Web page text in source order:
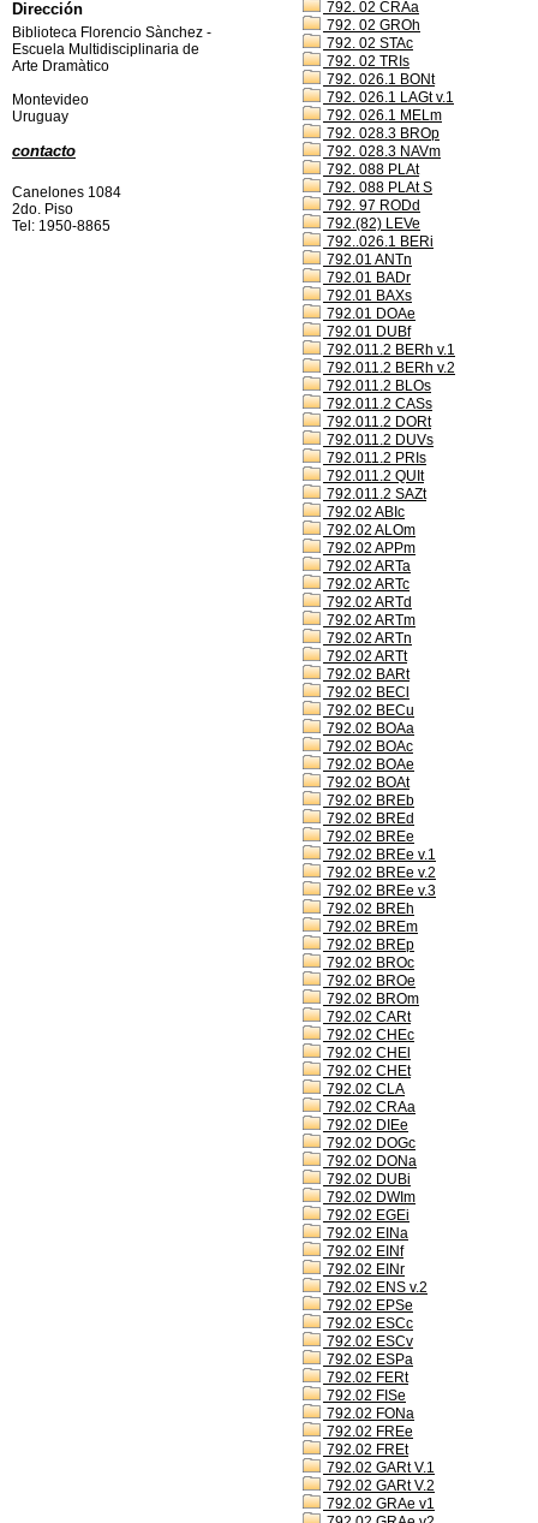
792. 02 CRAa
792. 02 GROh
792. 02 STAc
792. 02 TRIs
792. 026.1 BONt
792. 026.1 LAGt v.1
792. 026.1 MELm
792. 028.3 BROp
792. 028.3 NAVm
792. 088 PLAt
792. 088 PLAt S
792. 97 RODd
792.(82) LEVe
792..026.1 BERi
792.01 ANTn
792.01 BADr
792.01 BAXs
792.01 DOAe
792.01 DUBf
792.011.2 BERh v.1
792.011.2 BERh v.2
792.011.2 BLOs
792.011.2 CASs
792.011.2 DORt
792.011.2 DUVs
792.011.2 PRIs
792.011.2 QUIt
792.011.2 SAZt
792.02 ABIc
792.02 ALOm
792.02 APPm
792.02 ARTa
792.02 ARTc
792.02 ARTd
792.02 ARTm
792.02 ARTn
792.02 ARTt
792.02 BARt
792.02 BECl
792.02 BECu
792.02 BOAa
792.02 BOAc
792.02 BOAe
792.02 BOAt
792.02 BREb
792.02 BREd
792.02 BREe
792.02 BREe v.1
792.02 BREe v.2
792.02 BREe v.3
792.02 BREh
792.02 BREm
792.02 BREp
792.02 BROc
792.02 BROe
792.02 BROm
792.02 CARt
792.02 CHEc
792.02 CHEl
792.02 CHEt
792.02 CLA
792.02 CRAa
792.02 DIEe
792.02 DOGc
792.02 DONa
792.02 DUBi
792.02 DWIm
792.02 EGEi
792.02 EINa
792.02 EINf
792.02 EINr
792.02 ENS v.2
792.02 EPSe
792.02 ESCc
792.02 ESCv
792.02 ESPa
792.02 FERt
792.02 FISe
792.02 FONa
792.02 FREe
792.02 FREt
792.02 GARt V.1
792.02 GARt V.2
792.02 GRAe v1
Dirección
Biblioteca Florencio Sànchez -
Escuela Multidisciplinaria de
Arte Dramàtico
Montevideo
Uruguay
contacto
Canelones 1084
2do. Piso
Tel: 1950-8865